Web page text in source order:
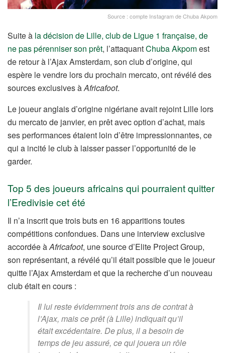
Source : compte Instagram de Chuba Akpom
Suite à la décision de Lille, club de Ligue 1 française, de
ne pas pérenniser son prêt, l’attaquantChuba Akpomest
de retour à l’Ajax Amsterdam, son club d’origine, qui
espère le vendre lors du prochain mercato, ont révélé des
sources exclusives àAfricafoot.
Le joueur anglais d’origine nigériane avait rejoint Lille lors
du mercato de janvier, en prêt avec option d’achat, mais
ses performances étaient loin d’être impressionnantes, ce
qui a incité le club à laisser passer l’opportunité de le
garder.
Top 5 des joueurs africains qui pourraient quitter
l’Eredivisie cet été
Il n’a inscrit que trois buts en 16 apparitions toutes
compétitions confondues. Dans une interview exclusive
accordée àAfricafoot, une source d’Elite Project Group,
son représentant, a révélé qu’il était possible que le joueur
quitte l’Ajax Amsterdam et que la recherche d’un nouveau
club était en cours :
Il lui reste évidemment trois ans de contrat à
l’Ajax, mais ce prêt (à Lille) indiquait qu’il
était excédentaire. De plus, il a besoin de
temps de jeu assuré, ce qui jouera un rôle